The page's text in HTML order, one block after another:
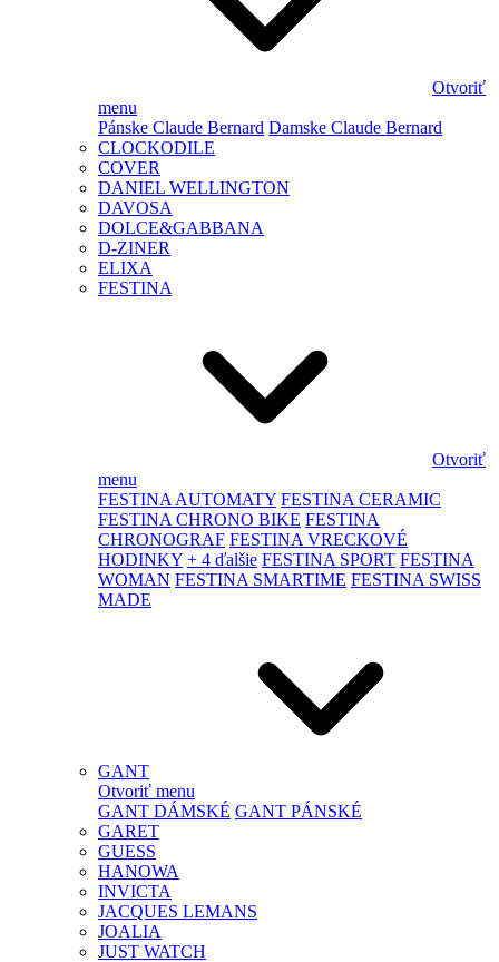
Otvoriť
menu
Pánske Claude Bernard Damske Claude Bernard
CLOCKODILE
COVER
DANIEL WELLINGTON
DAVOSA
DOLCE&GABBANA
D-ZINER
ELIXA
FESTINA
Otvoriť
menu
FESTINA AUTOMATY FESTINA CERAMIC
FESTINA CHRONO BIKE FESTINA
CHRONOGRAF FESTINA VRECKOVÉ
HODINKY + 4 ďalšie FESTINA SPORT FESTINA
WOMAN FESTINA SMARTIME FESTINA SWISS
MADE
GANT
Otvoriť menu
GANT DÁMSKÉ GANT PÁNSKÉ
GARET
GUESS
HANOWA
INVICTA
JACQUES LEMANS
JOALIA
JUST WATCH